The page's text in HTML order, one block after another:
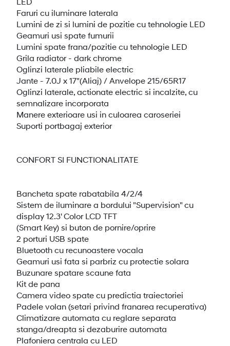
Faruri cu iluminare laterala
Lumini de zi si lumini de pozitie cu tehnologie LED
Geamuri usi spate fumurii
Lumini spate frana/pozitie cu tehnologie LED
Grila radiator - dark chrome
Oglinzi laterale pliabile electric
Jante - 7.0J x 17"(Aliaj) / Anvelope 215/65R17
Oglinzi laterale, actionate electric si incalzite, cu
semnalizare incorporata
Manere exterioare usi in culoarea caroseriei
Suporti portbagaj exterior
CONFORT SI FUNCTIONALITATE
Bancheta spate rabatabila 4/2/4
Sistem de iluminare a bordului "Supervision" cu
display 12.3' Color LCD TFT
(Smart Key) si buton de pornire/oprire
2 porturi USB spate
Bluetooth cu recunoastere vocala
Geamuri usi fata si parbriz cu protectie solara
Buzunare spatare scaune fata
Kit de pana
Camera video spate cu predictia traiectoriei
Padele volan (setari privind franarea recuperativa)
Climatizare automata cu reglare separata
stanga/dreapta si dezaburire automata
Plafoniera centrala cu LED